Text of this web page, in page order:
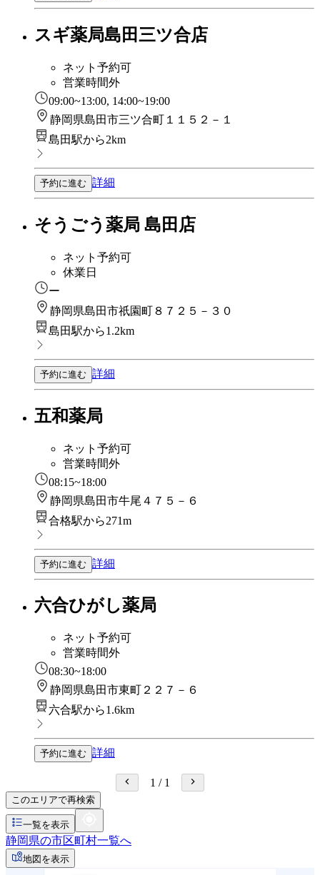
スギ薬局島田三ツ合店
ネット予約可
営業時間外
09:00~13:00, 14:00~19:00
静岡県島田市三ツ合町１１５２－１
島田駅から2km
予約に進む 詳細
そうごう薬局 島田店
ネット予約可
休業日
ー
静岡県島田市祇園町８７２５－３０
島田駅から1.2km
予約に進む 詳細
五和薬局
ネット予約可
営業時間外
08:15~18:00
静岡県島田市牛尾４７５－６
合格駅から271m
予約に進む 詳細
六合ひがし薬局
ネット予約可
営業時間外
08:30~18:00
静岡県島田市東町２２７－６
六合駅から1.6km
予約に進む 詳細
1 / 1
このエリアで再検索
一覧を表示
静岡県の市区町村一覧へ
地図を表示